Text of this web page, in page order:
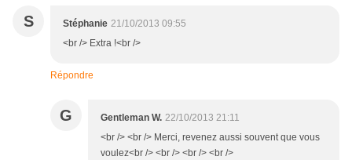
S Stéphanie 21/10/2013 09:55
<br /> Extra !<br />
Répondre
G Gentleman W. 22/10/2013 21:11
<br /> <br /> Merci, revenez aussi souvent que vous
voulez<br /> <br /> <br /> <br />